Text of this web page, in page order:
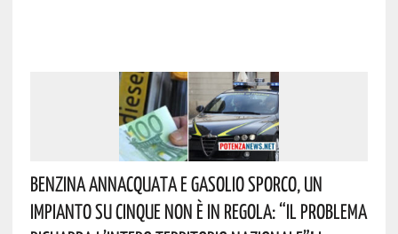
Benzina Annacquata E Gasolio Sporco, Un
Impianto Su Cinque Non È In Regola: “il Problema